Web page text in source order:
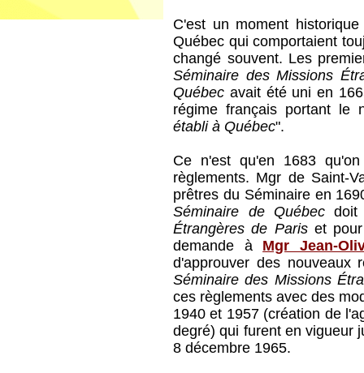
C'est un moment
Québec qui comportaient
changé souvent. Les
Séminaire des Missions
Québec avait été uni en
régime français portant le
établi à Québec".
Ce n'est qu'en 1683
règlements. Mgr de Saint-
prêtres du Séminaire en
Séminaire de Québecdoit
Étrangères de Pariset pour
demande à Mgr Jean-
d'approuver des nouveaux
Séminaire des Missions
ces règlements avec des
1940 et 1957 (création de
degré) qui furent en vigueur
8 décembre 1965.